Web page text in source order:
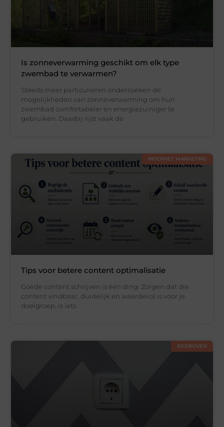
Is zonneverwarming geschikt om elk type
zwembad te verwarmen?
Steeds meer particulieren onderzoeken de
mogelijkheden van zonneverwarming om hun
zwembad comfortabeler en energiezuiniger te
gebruiken. Daarbij rijst vaak de
INTERNET MARKETING
Tips voor betere content optimalisatie
Goede content schrijven is één ding. Zorgen dat die
content vindbaar, duidelijk en waardevol is voor je
doelgroep, is iets
BEDRIJVEN